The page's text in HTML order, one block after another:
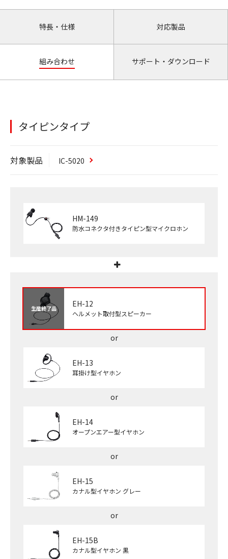
特長・仕様 対応製品
組み合わせ サポート・ダウンロード
タイピンタイプ
対象製品 IC-5020
HM-149
防水コネクタ付きタイピン型マイクロホン
生産終了品 EH-12
ヘルメット取付型スピーカー
EH-13
耳掛け型イヤホン
EH-14
オープンエアー型イヤホン
EH-15
カナル型イヤホン グレー
EH-15B
カナル型イヤホン 黒